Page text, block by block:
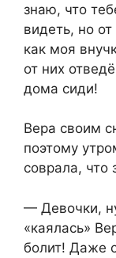
знаю, что
видеть, но
как моя
от них
дома сиди!
Вера своим
поэтому
соврала, что
— Девочки,
«каялась»
болит! Даже